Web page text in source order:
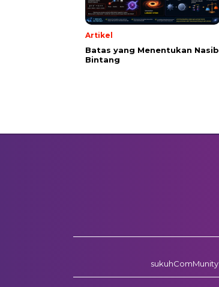
Artikel
Batas yang Menentukan Nasib
Bintang
sukuhComMunity